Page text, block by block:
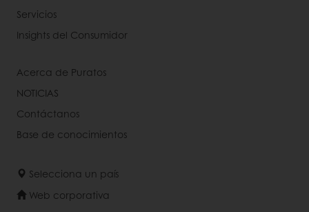
Servicios
Insights del Consumidor
Acerca de Puratos
NOTICIAS
Contáctanos
Base de conocimientos
Selecciona un país
Web corporativa